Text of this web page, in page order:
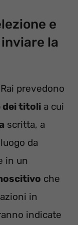
e
la
prevedono
dei titoli a cui
scritta, a
da
in un
che
in
indicate